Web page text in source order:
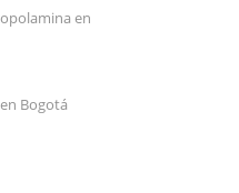
en
Bogotá